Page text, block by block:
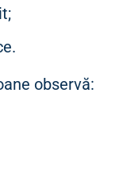
observă: